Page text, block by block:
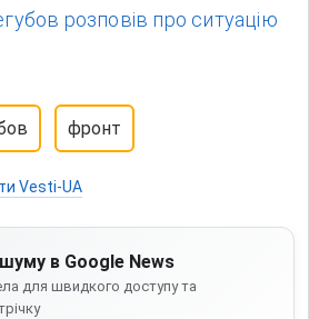
розповів про ситуацію
фронт
Vesti-UA
в Google News
для швидкого доступу та